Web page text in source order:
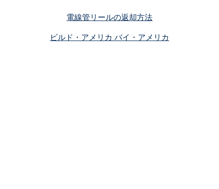
電線管リールの返却方法
ビルド・アメリカ バイ・アメリカ